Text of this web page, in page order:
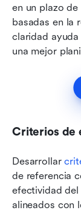
en un plazo
basadas en la
claridad
una mejor
Criterios de
Desarrollar
de referencia
efectividad
alineados con